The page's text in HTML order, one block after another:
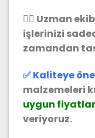
👷‍♂️ Uzman
işlerinizi
zamandan
✅ Kaliteye
malzemeleri
uygun
veriyoruz.